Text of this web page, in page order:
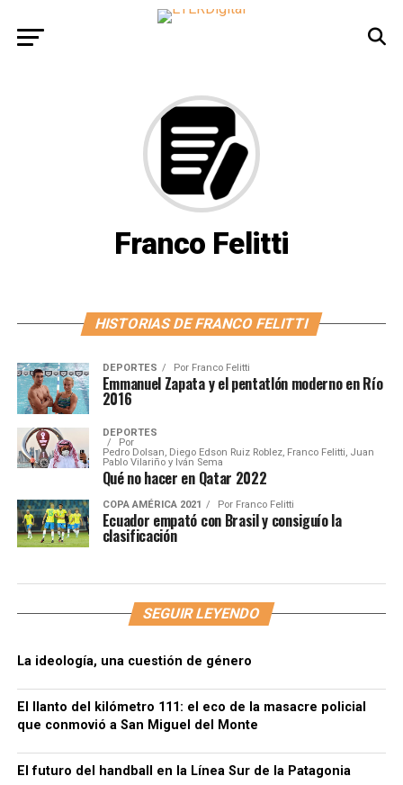
Franco Felitti
HISTORIAS DE FRANCO FELITTI
DEPORTES Por Franco Felitti
Emmanuel Zapata y el pentatlón moderno en Río
2016
DEPORTES
Por
Pedro Dolsan, Diego Edson Ruiz Roblez, Franco Felitti, Juan
Pablo Vilariño y Iván Sema
Qué no hacer en Qatar 2022
COPA AMÉRICA 2021 Por Franco Felitti
Ecuador empató con Brasil y consiguío la
clasificación
SEGUIR LEYENDO
La ideología, una cuestión de género
El llanto del kilómetro 111: el eco de la masacre policial
que conmovió a San Miguel del Monte
El futuro del handball en la Línea Sur de la Patagonia